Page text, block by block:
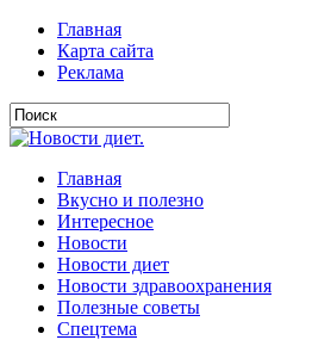
Главная
Карта сайта
Реклама
Главная
Вкусно и полезно
Интересное
Новости
Новости диет
Новости здравоохранения
Полезные советы
Спецтема